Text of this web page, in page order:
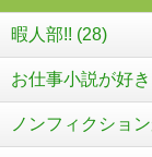
暇人部!! (28)
お仕事小説が好
ノンフィクショ